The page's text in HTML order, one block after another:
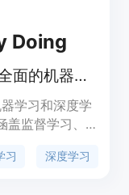
Doing
人工智能入门教程网站，提供全面的机器学习与深度学习知识。
学习和深度学
监督学习、
人工智能的基
习 深度学习